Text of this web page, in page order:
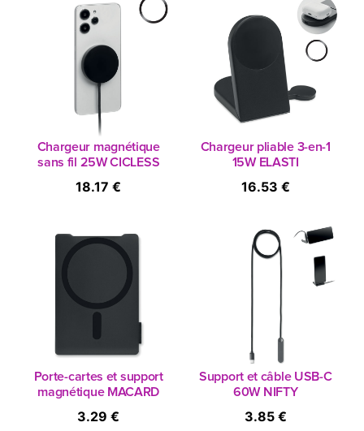
Chargeur magnétique
sans fil 25W CICLESS
18.17 €
Chargeur pliable 3-en-1
15W ELASTI
16.53 €
Porte-cartes et support
magnétique MACARD
3.29 €
Support et câble USB-C
60W NIFTY
3.85 €